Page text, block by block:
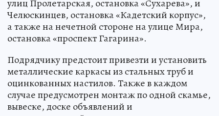
улиц Пролетарская, остановка «Сухарева», и
Челюскинцев, остановка «Кадетский корпус»,
а также на нечетной стороне на улице Мира,
остановка «проспект Гагарина».
Подрядчику предстоит привезти и установить
металлические каркасы из стальных труб и
оцинкованных настилов. Также в каждом
случае предусмотрен монтаж по одной скамье,
вывеске, доске объявлений и